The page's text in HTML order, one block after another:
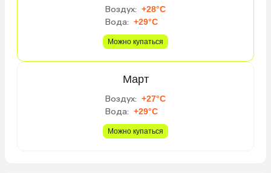
Воздух: +28°C
Вода: +29°C
Можно купаться
Март
Воздух: +27°C
Вода: +29°C
Можно купаться